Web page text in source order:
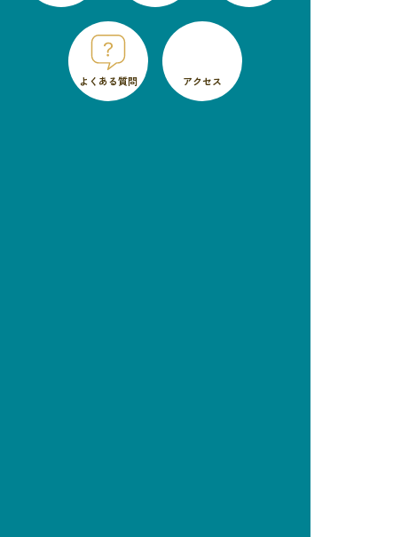
よくある質問 アクセス